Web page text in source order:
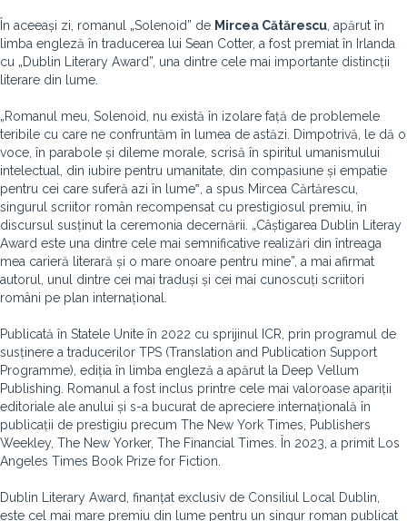
În aceeași zi, romanul „Solenoid” de Mircea Cătărescu , apărut în
limba engleză în traducerea lui Sean Cotter, a fost premiat în Irlanda
cu „Dublin Literary Award”, una dintre cele mai importante distincții
literare din lume.
„Romanul meu, Solenoid, nu există în izolare față de problemele
teribile cu care ne confruntăm în lumea de astăzi. Dimpotrivă, le dă o
voce, în parabole și dileme morale, scrisă în spiritul umanismului
intelectual, din iubire pentru umanitate, din compasiune și empatie
pentru cei care suferă azi în lume‟, a spus Mircea Cărtărescu,
singurul scriitor român recompensat cu prestigiosul premiu, în
discursul susținut la ceremonia decernării. „Câștigarea Dublin Literay
Award este una dintre cele mai semnificative realizări din întreaga
mea carieră literară și o mare onoare pentru mine”, a mai afirmat
autorul, unul dintre cei mai traduși și cei mai cunoscuți scriitori
români pe plan internațional.
Publicată în Statele Unite în 2022 cu sprijinul ICR, prin programul de
susținere a traducerilor TPS (Translation and Publication Support
Programme), ediția în limba engleză a apărut la Deep Vellum
Publishing. Romanul a fost inclus printre cele mai valoroase apariții
editoriale ale anului și s-a bucurat de apreciere internațională în
publicații de prestigiu precum The New York Times, Publishers
Weekley, The New Yorker, The Financial Times. În 2023, a primit Los
Angeles Times Book Prize for Fiction.
Dublin Literary Award, finanțat exclusiv de Consiliul Local Dublin,
este cel mai mare premiu din lume pentru un singur roman publicat